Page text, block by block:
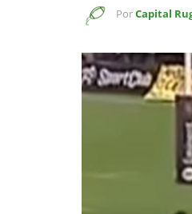
PorCapital